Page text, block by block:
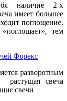
наличие 2-х
имеет большее
поглощение.
тем
разворотным
растущая свеча
свечи